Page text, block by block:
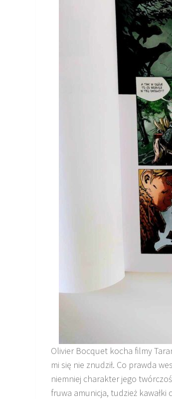
Olivier Bocquet kocha filmy
mi się nie znudził. Co prawda
niemniej charakter jego
fruwa amunicja, tudzież kawałki